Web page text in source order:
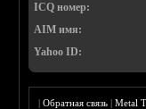
ICQ номер:
AIM имя:
Yahoo ID:
|Обратная связь |Metal